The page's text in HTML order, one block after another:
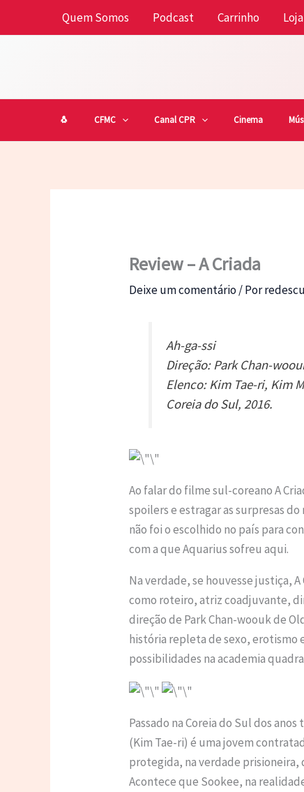
Quem Somos Podcast Carrinho Loja
🐧 CFMC Canal CPR Cinema
Review – A Criada
Deixe um comentário/ Por
Ah-ga-ssi
Direção: Park Chan-
Elenco: Kim Tae-ri, Kim
Coreia do Sul, 2016.
Ao falar do filme sul-coreano A
spoilers e estragar as surpresas
não foi o escolhido no país para
com a que Aquarius sofreu aqui.
Na verdade, se houvesse justiça,
como roteiro, atriz coadjuvante,
direção de Park Chan-woouk de
história repleta de sexo, erotismo
possibilidades na academia
Passado na Coreia do Sul dos
(Kim Tae-ri) é uma jovem
protegida, na verdade prisioneira,
Acontece que Sookee, na